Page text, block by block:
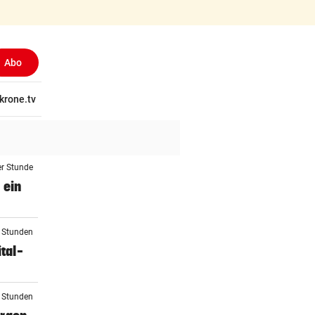
Abo
krone.tv
Stunde
ein